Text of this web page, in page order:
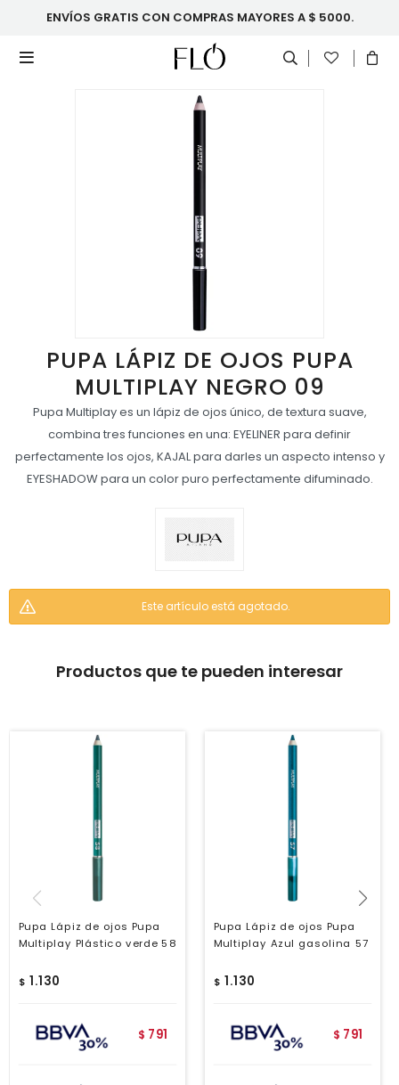
ENVÍOS GRATIS CON COMPRAS MAYORES A $ 5000.

PUPA LÁPIZ DE OJOS PUPA
MULTIPLAY NEGRO 09
Pupa Multiplay es un lápiz de ojos único, de textura suave,
combina tres funciones en una: EYELINER para definir
perfectamente los ojos, KAJAL para darles un aspecto intenso y
EYESHADOW para un color puro perfectamente difuminado.
Este artículo está agotado.
Productos que te pueden interesar
Pupa Lápiz de ojos Pupa
Multiplay Plástico verde 58
$ 1.130
$ 791
Pupa Lápiz de ojos Pupa
Multiplay Azul gasolina 57
$ 1.130
$ 791